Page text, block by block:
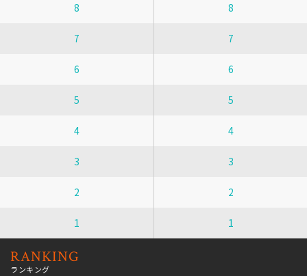
8 8
7 7
6 6
5 5
4 4
3 3
2 2
1 1
RANKING
ランキング